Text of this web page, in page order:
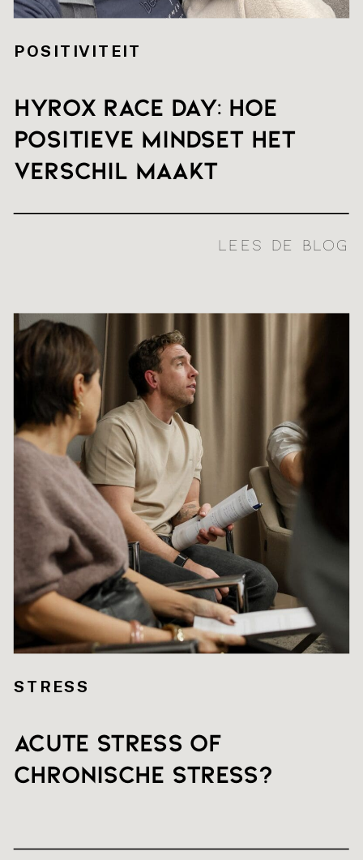
LEES DE BLOG
HYROX RACE DAY: hoe
positieve mindset het
verschil maakt
POSITIVITEIT
Acute stress of
chronische stress?
STRESS